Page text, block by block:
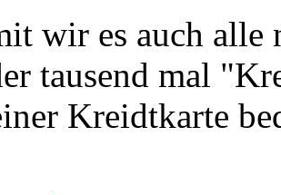
wir es auch alle
tausend mal
Kreidtkarte